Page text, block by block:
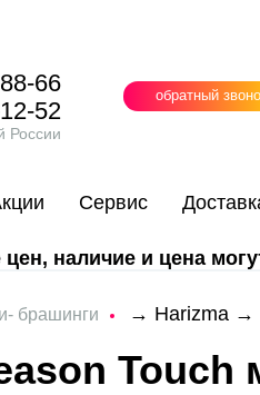
66
52
России
обратный
Сервис
наличие и цена
брашинги → Harizma→
Touch